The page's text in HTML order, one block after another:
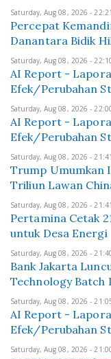
Saturday, Aug 08, 2026 -
Percepat
Danantara Bidik
Saturday, Aug 08, 2026 -
AI Report -
Efek/Perubahan
Saturday, Aug 08, 2026 -
AI Report -
Efek/Perubahan
Saturday, Aug 08, 2026 -
Trump Umumkan
Triliun Lawan
Saturday, Aug 08, 2026 -
Pertamina Cetak
untuk Desa Energi
Saturday, Aug 08, 2026 -
Bank Jakarta
Technology Batch
Saturday, Aug 08, 2026 -
AI Report -
Efek/Perubahan
Saturday, Aug 08, 2026 -